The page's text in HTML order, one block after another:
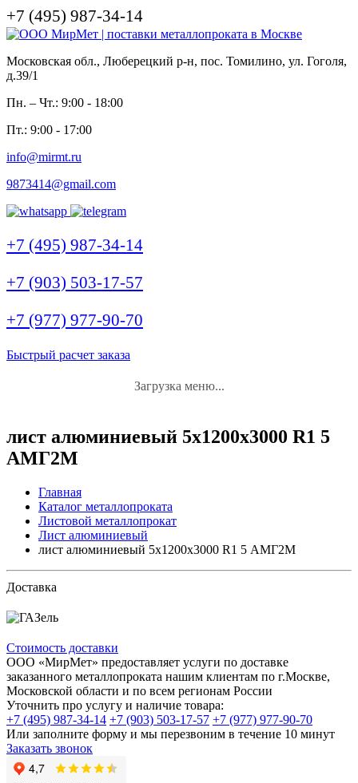
+7 (495) 987-34-14
Московская обл., Люберецкий р-н, пос. Томилино, ул. Гоголя,
д.39/1
Пн. – Чт.: 9:00 - 18:00
Пт.: 9:00 - 17:00
info@mirmt.ru
9873414@gmail.com
+7 (495) 987-34-14
+7 (903) 503-17-57
+7 (977) 977-90-70
Быстрый расчет заказа
Загрузка меню...
лист алюминиевый 5x1200x3000 R1 5
АМГ2М
Главная
Каталог металлопроката
Листовой металлопрокат
Лист алюминиевый
лист алюминиевый 5x1200x3000 R1 5 АМГ2М
Доставка
Стоимость доставки
ООО «МирМет» предоставляет услуги по доставке
заказанного металлопроката нашим клиентам по г.Москве,
Московской области и по всем регионам России
Уточнить про услугу и наличие товара:
+7 (495) 987-34-14 +7 (903) 503-17-57 +7 (977) 977-90-70
Или заполните форму и мы перезвоним в течение 10 минут
Заказать звонок